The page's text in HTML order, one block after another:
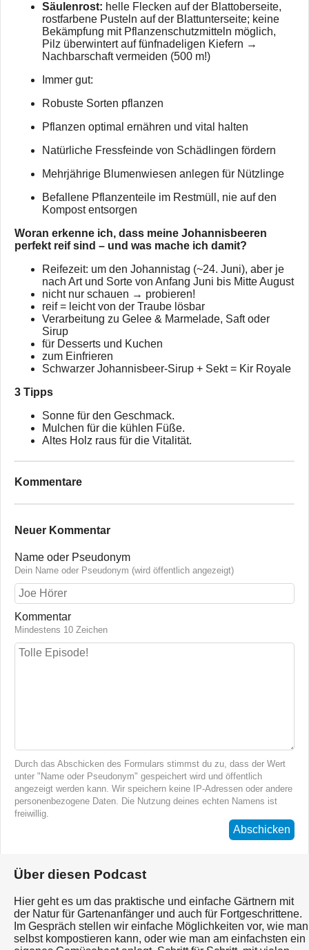
Säulenrost: helle Flecken auf der Blattoberseite,
rostfarbene Pusteln auf der Blattunterseite; keine
Bekämpfung mit Pflanzenschutzmitteln möglich,
Pilz überwintert auf fünfnadeligen Kiefern →
Nachbarschaft vermeiden (500 m!)
Immer gut:
Robuste Sorten pflanzen
Pflanzen optimal ernähren und vital halten
Natürliche Fressfeinde von Schädlingen fördern
Mehrjährige Blumenwiesen anlegen für Nützlinge
Befallene Pflanzenteile im Restmüll, nie auf den
Kompost entsorgen
Woran erkenne ich, dass meine Johannisbeeren
perfekt reif sind – und was mache ich damit?
Reifezeit: um den Johannistag (~24. Juni), aber je
nach Art und Sorte von Anfang Juni bis Mitte August
nicht nur schauen → probieren!
reif = leicht von der Traube lösbar
Verarbeitung zu Gelee & Marmelade, Saft oder
Sirup
für Desserts und Kuchen
zum Einfrieren
Schwarzer Johannisbeer-Sirup + Sekt = Kir Royale
3 Tipps
Sonne für den Geschmack.
Mulchen für die kühlen Füße.
Altes Holz raus für die Vitalität.
Kommentare
Neuer Kommentar
Name oder Pseudonym
Dein Name oder Pseudonym (wird öffentlich angezeigt)
Kommentar
Mindestens 10 Zeichen
Durch das Abschicken des Formulars stimmst du zu, dass der Wert
unter "Name oder Pseudonym" gespeichert wird und öffentlich
angezeigt werden kann. Wir speichern keine IP-Adressen oder andere
personenbezogene Daten. Die Nutzung deines echten Namens ist
freiwillig.
Abschicken
Über diesen Podcast
Hier geht es um das praktische und einfache Gärtnern mit
der Natur für Gartenanfänger und auch für Fortgeschrittene.
Im Gespräch stellen wir einfache Möglichkeiten vor, wie man
selbst kompostieren kann, oder wie man am einfachsten ein